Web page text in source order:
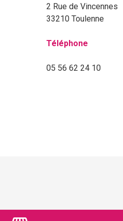
2 Rue de Vincennes
33210 Toulenne
Téléphone
05 56 62 24 10